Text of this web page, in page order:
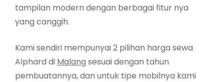
tampilan modern dengan berbagai fitur nya
yang canggih.
Kami sendiri mempunyai 2 pilihan harga sewa
Alphard di Malang sesuai dengan tahun
pembuatannya, dan untuk tipe mobilnya kami